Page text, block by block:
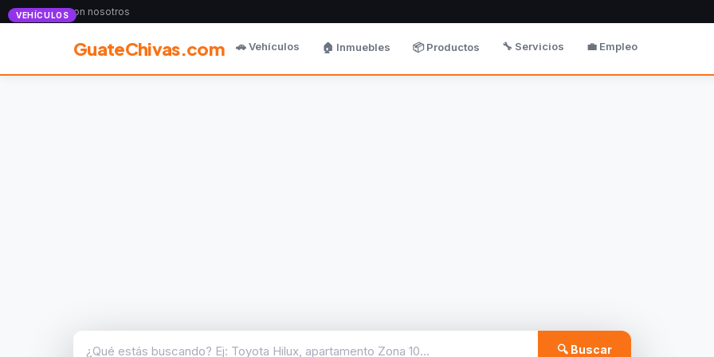
Anunciate con nosotros
GuateChivas.com 🚗 Vehículos 🏠 Inmuebles 📦 Productos 🔧 Servicios 💼 Empleo
🔍 Buscar
VEHÍCULOS